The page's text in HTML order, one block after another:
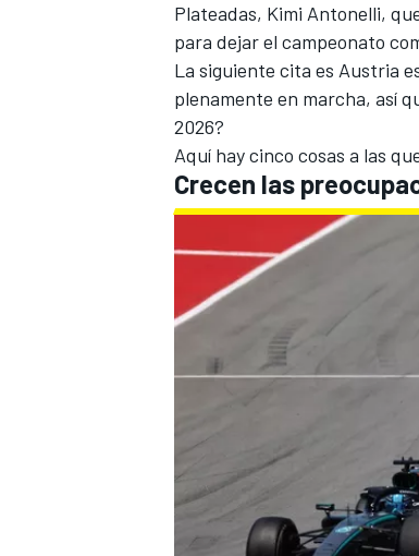
FÓRMULA E
Plateadas, Kimi Antonelli,
para dejar el campeonato
La siguiente cita es Austria
plenamente en marcha, así
2026?
Aquí hay cinco cosas a las
Crecen las